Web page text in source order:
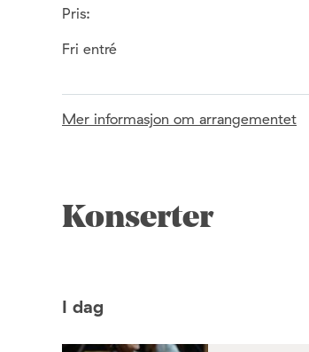
Pris:
Fri entré
Mer informasjon om arrangementet
Konserter
I dag